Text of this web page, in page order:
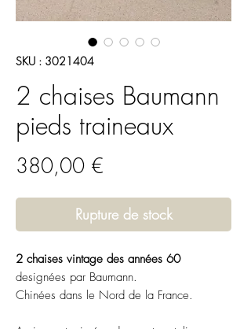
SKU : 3021404
2 chaises Baumann
pieds traineaux
380,00 €
Rupture de stock
2 chaises vintage des années 60
designées par Baumann.
Chinées dans le Nord de la France.